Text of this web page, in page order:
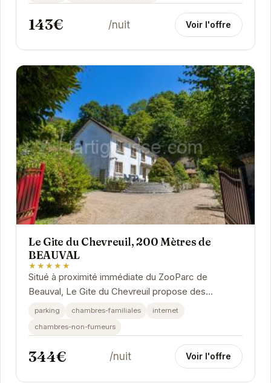
143€ /nuit Voir l'offre
Le Gite du Chevreuil, 200 Mètres de
BEAUVAL
★★★★★
Situé à proximité immédiate du ZooParc de
Beauval, Le Gite du Chevreuil propose des
hébergements confortables et bien équipés dans
parking chambres-familiales
internet
chambres-non-fumeurs
344€ /nuit Voir l'offre